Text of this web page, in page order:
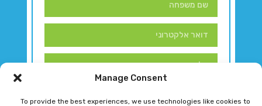
Manage Consent
To provide the best experiences, we use technologies like cookies to